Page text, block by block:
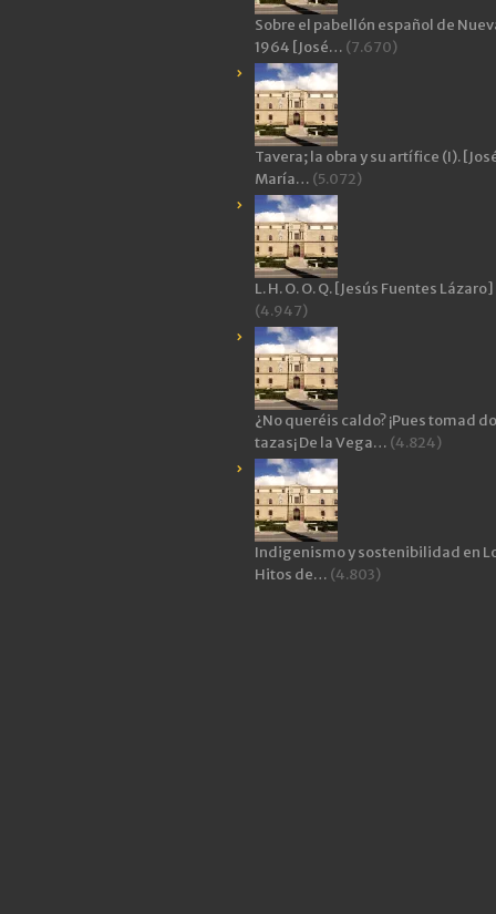
Sobre el pabellón español de
1964 [José… (7.670)
Tavera; la obra y su artífice (I).
María… (5.072)
L. H. O. O. Q. [Jesús Fuentes Lázaro]
(4.947)
¿No queréis caldo? ¡Pues tomad
tazas¡ De la Vega… (4.824)
Indigenismo y sostenibilidad en
Hitos de… (4.803)